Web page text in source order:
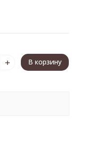
В корзину